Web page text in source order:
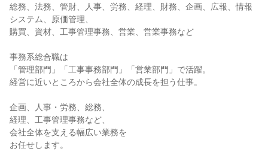
総務、法務、管財、人事、労務、経理、財務、企画、広報、情報
システム、原価管理、
購買、資材、工事管理事務、営業、営業事務など
事務系総合職は
「管理部門」「工事事務部門」「営業部門」で活躍。
経営に近いところから会社全体の成長を担う仕事。
企画、人事・労務、総務、
経理、工事管理事務など、
会社全体を支える幅広い業務を
お任せします。